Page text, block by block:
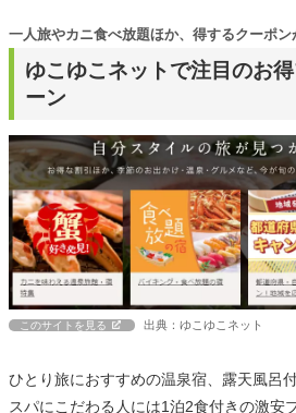
ゆこゆこネットで注目のお
ーン
一人旅やカニ食べ放題ほか、得するクーポン
このサイトを見る 出典：ゆこゆこネット
ひとり旅におすすめの温泉宿、露天風呂
スパにこだわる人には1泊2食付きの激安